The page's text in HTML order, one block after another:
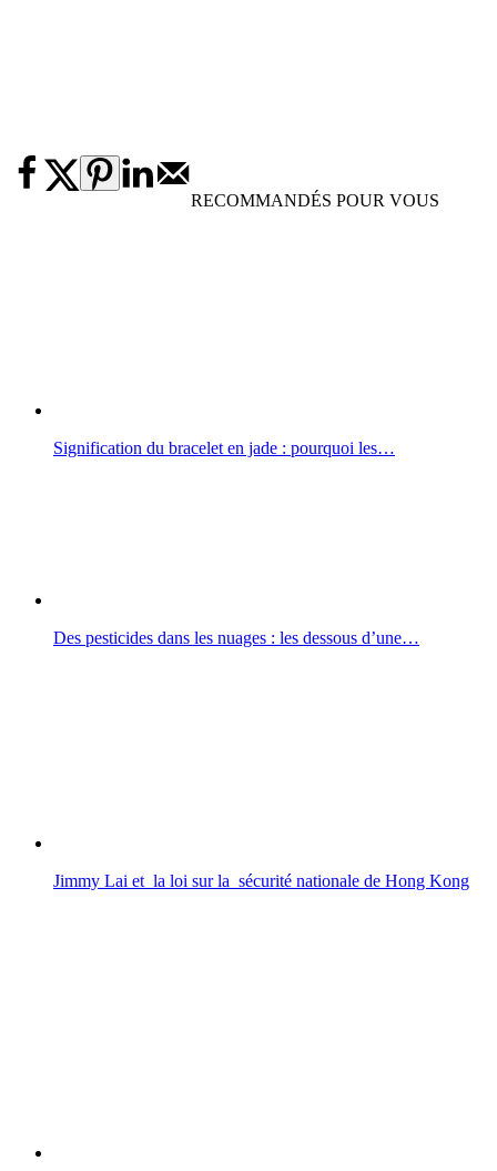
RECOMMANDÉS POUR VOUS
Signification du bracelet en jade : pourquoi les…
Des pesticides dans les nuages : les dessous d’une…
Jimmy Lai et la loi sur la sécurité nationale de Hong Kong